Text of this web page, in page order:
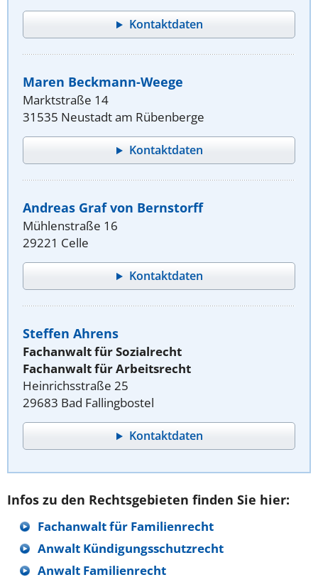
Kontaktdaten
Maren Beckmann-Weege
Marktstraße 14
31535 Neustadt am Rübenberge
Kontaktdaten
Andreas Graf von Bernstorff
Mühlenstraße 16
29221 Celle
Kontaktdaten
Steffen Ahrens
Fachanwalt für Sozialrecht
Fachanwalt für Arbeitsrecht
Heinrichsstraße 25
29683 Bad Fallingbostel
Kontaktdaten
Infos zu den Rechtsgebieten finden Sie hier:
Fachanwalt für Familienrecht
Anwalt Kündigungsschutzrecht
Anwalt Familienrecht